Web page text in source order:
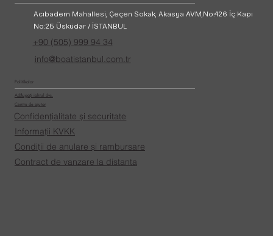
Acıbadem Mahallesi, Çeçen Sokak, Akasya AVM, No:426 İç Kapı
No:25 Üsküdar / İSTANBUL
+90 (505) 999 94 34
info@boatistanbul.com.tr
Politikalar
Adăugați iahtul dvs.
Centru de ajutor
Confidențialitate și securitate
Informații KVKK
Condiții de anulare și rambursare
Contract de vanzare la distanta